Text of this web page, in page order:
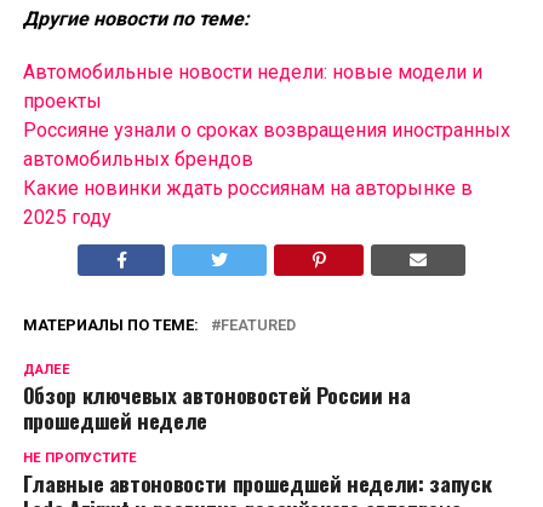
Другие новости по теме:
Автомобильные новости недели: новые модели и
проекты
Россияне узнали о сроках возвращения иностранных
автомобильных брендов
Какие новинки ждать россиянам на авторынке в
2025 году
МАТЕРИАЛЫ ПО ТЕМЕ: FEATURED
ДАЛЕЕ
Обзор ключевых автоновостей России на
прошедшей неделе
НЕ ПРОПУСТИТЕ
Главные автоновости прошедшей недели: запуск